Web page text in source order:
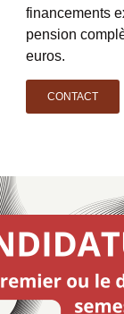
financements
pension
euros.
CONTACT